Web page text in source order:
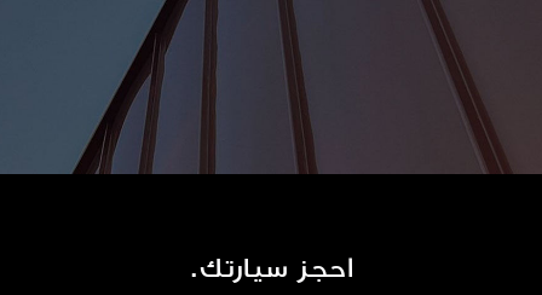
احجز سيارتك.